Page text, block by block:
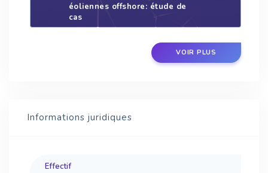
éoliennes offshore: étude de
cas
VOIR PLUS
Informations juridiques
Effectif